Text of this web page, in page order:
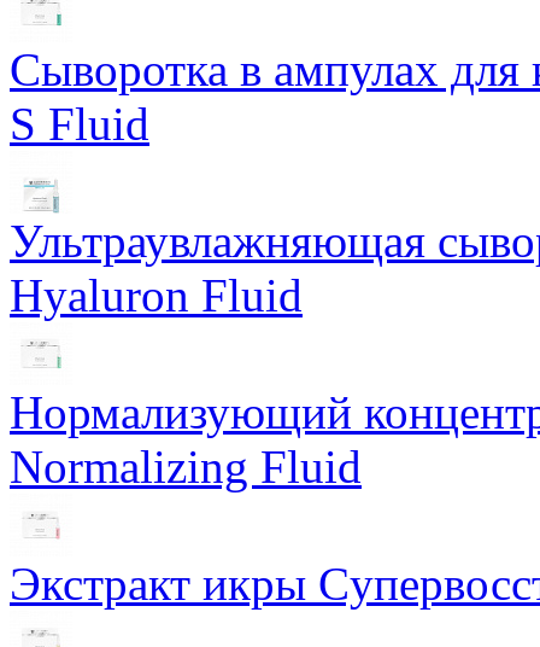
Сыворотка в ампулах для
S Fluid
Ультраувлажняющая
Hyaluron Fluid
Нормализующий
Normalizing Fluid
Экстракт икры